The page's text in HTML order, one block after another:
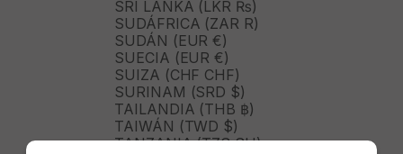
SRI LANKA (LKR ₨)
SUDÁFRICA (ZAR R)
SUDÁN (EUR €)
SUECIA (EUR €)
SUIZA (CHF CHF)
SURINAM (SRD $)
TAILANDIA (THB ฿)
TAIWÁN (TWD $)
TANZANIA (TZS SH)